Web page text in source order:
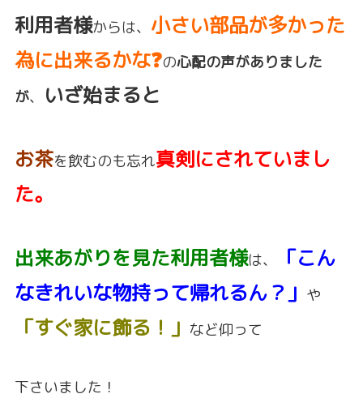
利用者様からは、 小さい部品が多かった
為に出来るかな❓の心配の声がありました
が、 いざ始まると
お茶を飲むのも忘れ真剣にされていまし
た。
出来あがりを見た利用者様は、
「こん
なきれいな物持って帰れるん？」 や
「すぐ家に飾る！」 など仰って
下さいました！